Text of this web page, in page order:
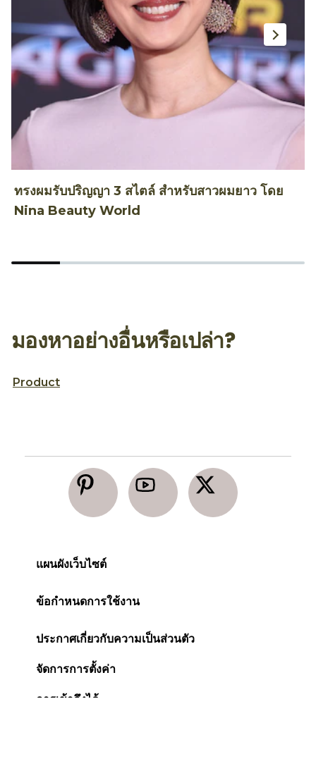
ทรงผมรับปริญญา 3 สไตล์ สำหรับสาวผมยาว โดย
Nina Beauty World
มองหาอย่างอื่นหรือเปล่า?
Product
แผนผังเว็บไซต์
ข้อกำหนดการใช้งาน
ประกาศเกี่ยวกับความเป็นส่วนตัว
จัดการการตั้งค่า
การเข้าถึงได้